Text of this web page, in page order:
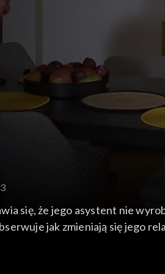
się, że jego asystent nie
jak zmieniają się jego
o ruchu drogowym.